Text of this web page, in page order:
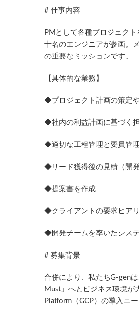
# 仕事内容
PMとして各種プロジェク
十名のエンジニアが参画。
の重要なミッションです。
【具体的な業務】
◆プロジェクト計画の策定
◆社内の利益計画に基づく
◆適切な工程管理と要員管理
◆リード獲得後の見積（開発
◆提案書を作成
◆クライアントの要求ヒア
◆開発チームを率いたシス
# 募集背景
合併により、私たちG-gen
Must」へとビジネス環境が
Platform（GCP）の導入ニ